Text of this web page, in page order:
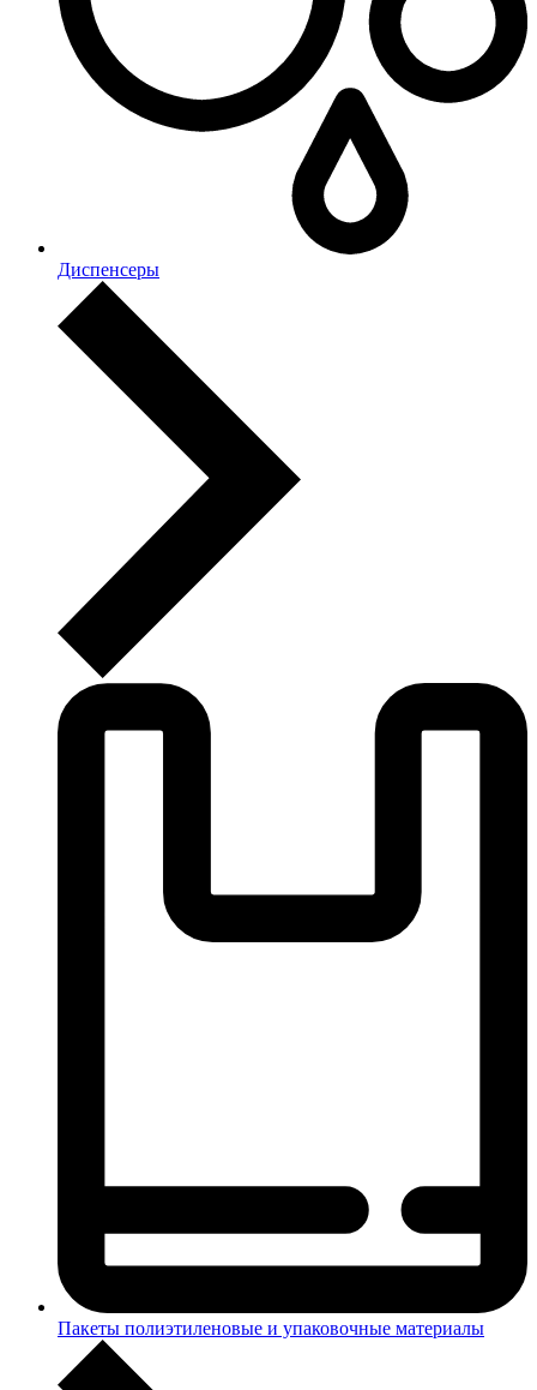
Диспенсеры
Пакеты полиэтиленовые и упаковочные материалы